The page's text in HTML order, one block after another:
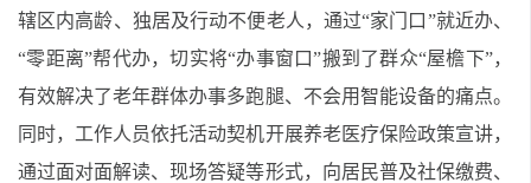
辖区内高龄、独居及行动不便老人，通过“家门口”就近办、
“零距离”帮代办，切实将“办事窗口”搬到了群众“屋檐下”，
有效解决了老年群体办事多跑腿、不会用智能设备的痛点。
同时，工作人员依托活动契机开展养老医疗保险政策宣讲，
通过面对面解读、现场答疑等形式，向居民普及社保缴费、